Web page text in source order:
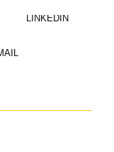
LINKEDIN